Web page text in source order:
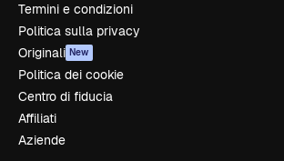
Termini e condizioni
Politica sulla privacy
Originali New
Politica dei cookie
Centro di fiducia
Affiliati
Aziende